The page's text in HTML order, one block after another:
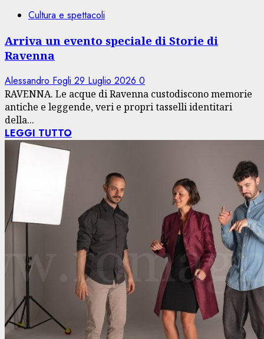
Cultura e spettacoli
Arriva un evento speciale di Storie di
Ravenna
Alessandro Fogli 29 Luglio 2026 0
RAVENNA. Le acque di Ravenna custodiscono memorie
antiche e leggende, veri e propri tasselli identitari
della...
LEGGI TUTTO